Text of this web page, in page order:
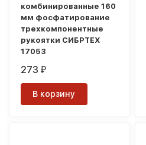
комбинированные 160
мм фосфатирование
трехкомпонентные
рукоятки СИБРТЕХ
17053
273₽
В корзину